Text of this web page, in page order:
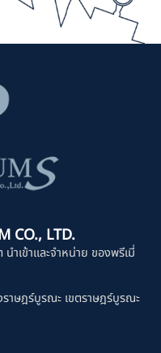
CO., LTD.
เข้าและจำหน่าย ของพรีเมี่
าษฎร์บูรณะ เขตราษฎร์บูรณะ